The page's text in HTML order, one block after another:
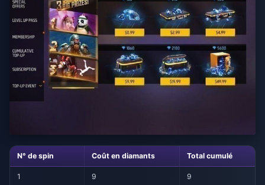
N° de spin Coût en diamants Total cumulé
1 9 9